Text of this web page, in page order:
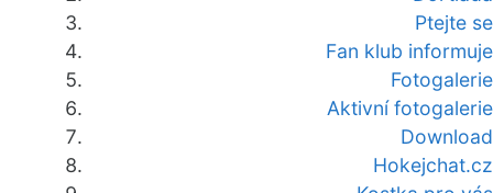
Ptejte se
Fan klub informuje
Fotogalerie
Aktivní fotogalerie
Download
Hokejchat.cz